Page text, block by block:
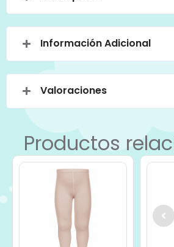
Información Adicional
Valoraciones
Productos